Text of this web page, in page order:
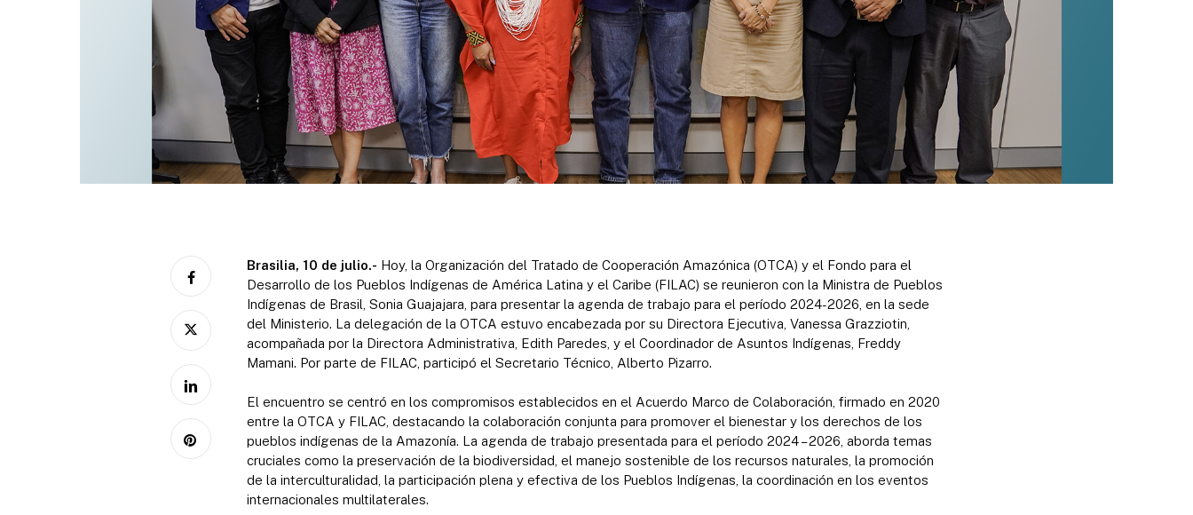
Brasilia, 10 de julio.- Hoy, la Organización del Tratado de Cooperación Amazónica (OTCA) y el Fondo para el
Desarrollo de los Pueblos Indígenas de América Latina y el Caribe (FILAC) se reunieron con la Ministra de Pueblos
Indígenas de Brasil, Sonia Guajajara, para presentar la agenda de trabajo para el período 2024-2026, en la sede
del Ministerio. La delegación de la OTCA estuvo encabezada por su Directora Ejecutiva, Vanessa Grazziotin,
acompañada por la Directora Administrativa, Edith Paredes, y el Coordinador de Asuntos Indígenas, Freddy
Mamani. Por parte de FILAC, participó el Secretario Técnico, Alberto Pizarro.
El encuentro se centró en los compromisos establecidos en el Acuerdo Marco de Colaboración, firmado en 2020
entre la OTCA y FILAC, destacando la colaboración conjunta para promover el bienestar y los derechos de los
pueblos indígenas de la Amazonía. La agenda de trabajo presentada para el período 2024 – 2026, aborda temas
cruciales como la preservación de la biodiversidad, el manejo sostenible de los recursos naturales, la promoción
de la interculturalidad, la participación plena y efectiva de los Pueblos Indígenas, la coordinación en los eventos
internacionales multilaterales.